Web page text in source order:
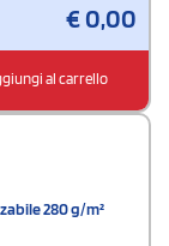
€0,00
al carrello
280 g/m²